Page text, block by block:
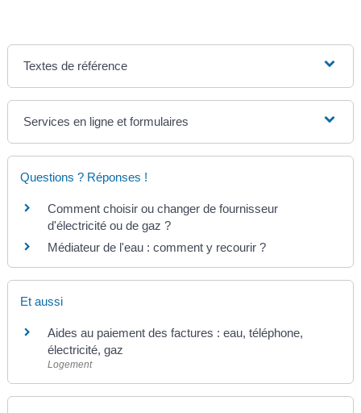
Textes de référence
Services en ligne et formulaires
Questions ? Réponses !
Comment choisir ou changer de fournisseur
d'électricité ou de gaz ?
Médiateur de l'eau : comment y recourir ?
Et aussi
Aides au paiement des factures : eau, téléphone,
électricité, gaz
Logement